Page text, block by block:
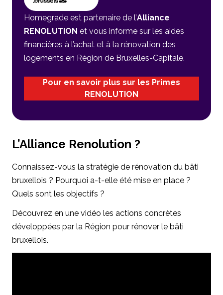
Homegrade est partenaire de l’Alliance
RENOLUTION et vous informe sur les aides
financières à l’achat et à la rénovation des
logements en Région de Bruxelles-Capitale.
Pour en savoir plus sur les Primes
RENOLUTION
L’Alliance Renolution ?
Connaissez-vous la stratégie de rénovation du bâti
bruxellois ? Pourquoi a-t-elle été mise en place ?
Quels sont les objectifs ?
Découvrez en une vidéo les actions concrètes
développées par la Région pour rénover le bâti
bruxellois.